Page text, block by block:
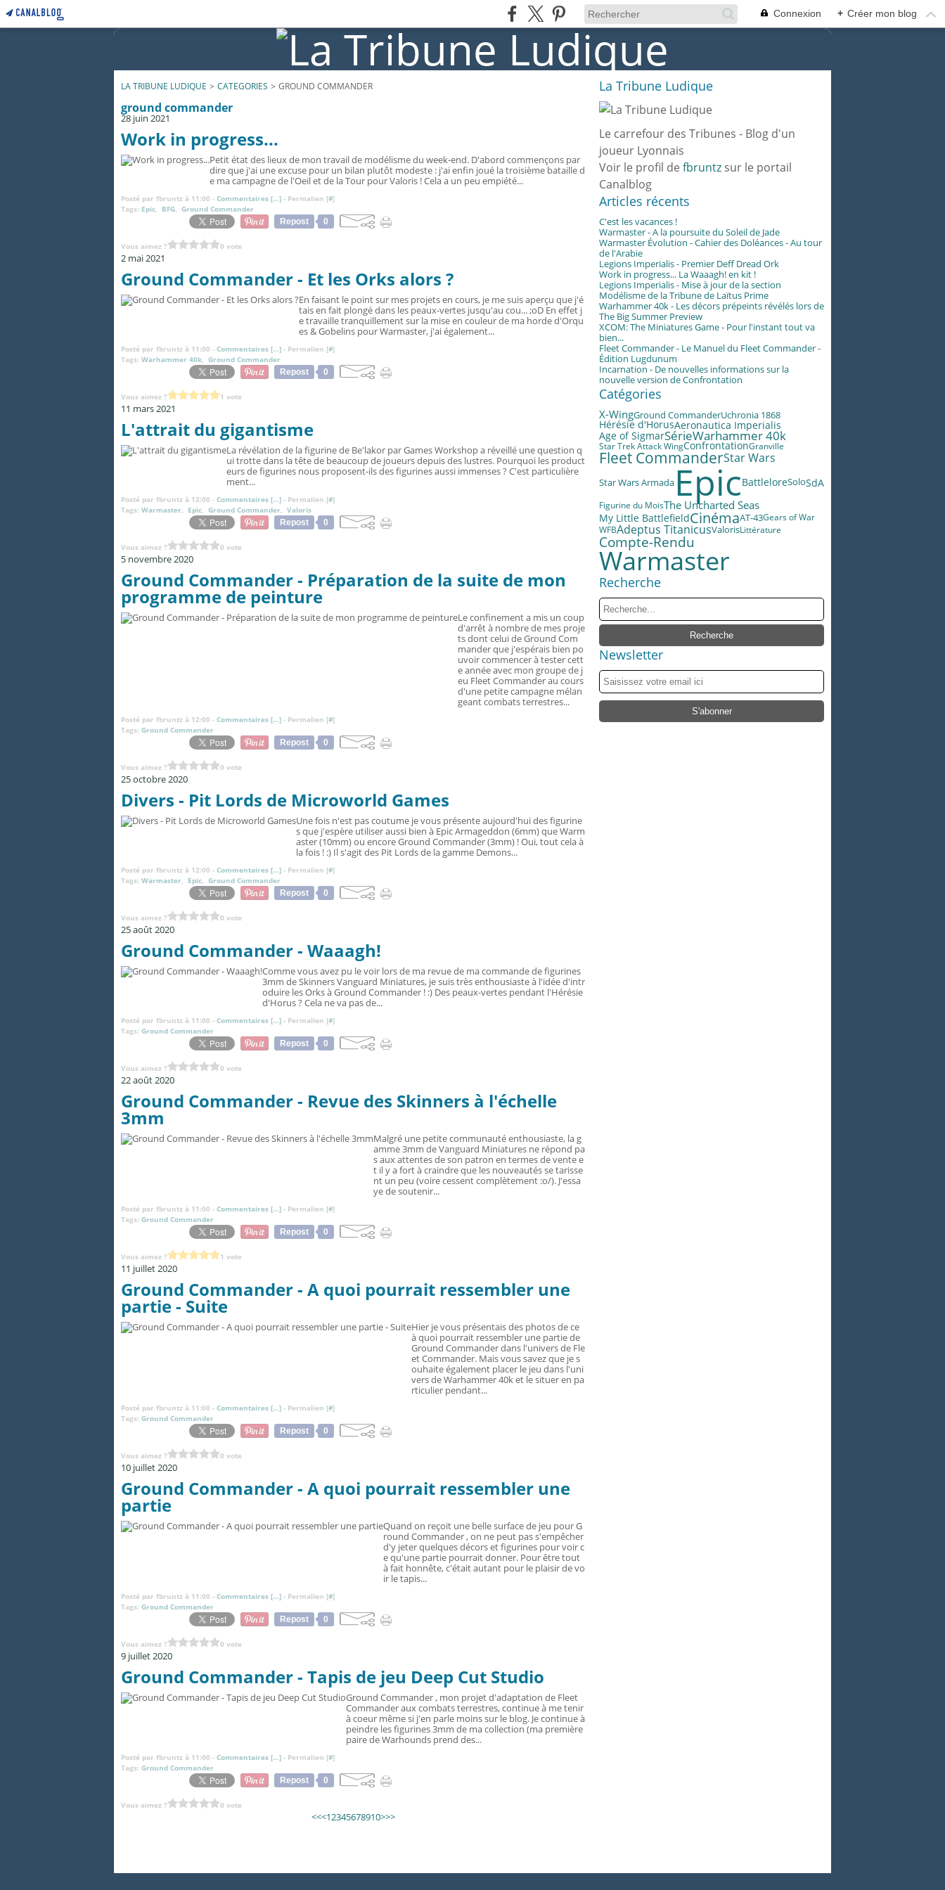
Connexion + Créer mon blog
LA TRIBUNE LUDIQUE > CATEGORIES > GROUND COMMANDER
ground commander
28 juin 2021
Work in progress...
Petit état des lieux de mon travail de modélisme du week-end. D'abord commençons par
dire que j'ai une excuse pour un bilan plutôt modeste : j'ai enfin joué la troisième bataille d
e ma campagne de l'Oeil et de la Tour pour Valoris ! Cela a un peu empiété...
Posté par fbruntz à 11:00 - Commentaires […] - Permalien [#]
Tags: Epic, BFG, Ground Commander
Repost
0
Vous aimez ? 0 vote
2 mai 2021
Ground Commander - Et les Orks alors ?
En faisant le point sur mes projets en cours, je me suis aperçu que j'é
tais en fait plongé dans les peaux-vertes jusqu'au cou... ;oD En effet j
e travaille tranquillement sur la mise en couleur de ma horde d'Orqu
es & Gobelins pour Warmaster, j'ai également...
Posté par fbruntz à 11:00 - Commentaires […] - Permalien [#]
Tags: Warhammer 40k, Ground Commander
Repost
0
Vous aimez ? 1 vote
11 mars 2021
L'attrait du gigantisme
La révélation de la figurine de Be'lakor par Games Workshop a réveillé une question q
ui trotte dans la tête de beaucoup de joueurs depuis des lustres. Pourquoi les product
eurs de figurines nous proposent-ils des figurines aussi immenses ? C'est particulière
ment...
Posté par fbruntz à 12:00 - Commentaires […] - Permalien [#]
Tags: Warmaster, Epic, Ground Commander, Valoris
Repost
0
Vous aimez ? 0 vote
5 novembre 2020
Ground Commander - Préparation de la suite de mon
programme de peinture
Le confinement a mis un coup
d'arrêt à nombre de mes proje
ts dont celui de Ground Com
mander que j'espérais bien po
uvoir commencer à tester cett
e année avec mon groupe de j
eu Fleet Commander au cours
d'une petite campagne mélan
geant combats terrestres...
Posté par fbruntz à 12:00 - Commentaires […] - Permalien [#]
Tags: Ground Commander
Repost
0
Vous aimez ? 0 vote
25 octobre 2020
Divers - Pit Lords de Microworld Games
Une fois n'est pas coutume je vous présente aujourd'hui des figurine
s que j'espère utiliser aussi bien à Epic Armageddon (6mm) que Warm
aster (10mm) ou encore Ground Commander (3mm) ! Oui, tout cela à
la fois ! :) Il s'agit des Pit Lords de la gamme Demons...
Posté par fbruntz à 12:00 - Commentaires […] - Permalien [#]
Tags: Warmaster, Epic, Ground Commander
Repost
0
Vous aimez ? 0 vote
25 août 2020
Ground Commander - Waaagh!
Comme vous avez pu le voir lors de ma revue de ma commande de figurines
3mm de Skinners Vanguard Miniatures, je suis très enthousiaste à l'idée d'intr
oduire les Orks à Ground Commander ! :) Des peaux-vertes pendant l'Hérésie
d'Horus ? Cela ne va pas de...
Posté par fbruntz à 11:00 - Commentaires […] - Permalien [#]
Tags: Ground Commander
Repost
0
Vous aimez ? 0 vote
22 août 2020
Ground Commander - Revue des Skinners à l'échelle
3mm
Malgré une petite communauté enthousiaste, la g
amme 3mm de Vanguard Miniatures ne répond pa
s aux attentes de son patron en termes de vente e
t il y a fort à craindre que les nouveautés se tarisse
nt un peu (voire cessent complètement :o/). J'essa
ye de soutenir...
Posté par fbruntz à 11:00 - Commentaires […] - Permalien [#]
Tags: Ground Commander
Repost
0
Vous aimez ? 1 vote
11 juillet 2020
Ground Commander - A quoi pourrait ressembler une
partie - Suite
Hier je vous présentais des photos de ce
à quoi pourrait ressembler une partie de
Ground Commander dans l'univers de Fle
et Commander. Mais vous savez que je s
ouhaite également placer le jeu dans l'uni
vers de Warhammer 40k et le situer en pa
rticulier pendant...
Posté par fbruntz à 11:00 - Commentaires […] - Permalien [#]
Tags: Ground Commander
Repost
0
Vous aimez ? 0 vote
10 juillet 2020
Ground Commander - A quoi pourrait ressembler une
partie
Quand on reçoit une belle surface de jeu pour G
round Commander , on ne peut pas s'empêcher
d'y jeter quelques décors et figurines pour voir c
e qu'une partie pourrait donner. Pour être tout
à fait honnête, c'était autant pour le plaisir de vo
ir le tapis...
Posté par fbruntz à 11:00 - Commentaires […] - Permalien [#]
Tags: Ground Commander
Repost
0
Vous aimez ? 0 vote
9 juillet 2020
Ground Commander - Tapis de jeu Deep Cut Studio
Ground Commander , mon projet d'adaptation de Fleet
Commander aux combats terrestres, continue à me tenir
à coeur même si j'en parle moins sur le blog. Je continue à
peindre les figurines 3mm de ma collection (ma première
paire de Warhounds prend des...
Posté par fbruntz à 11:00 - Commentaires […] - Permalien [#]
Tags: Ground Commander
Repost
0
Vous aimez ? 0 vote
<<<12345678910>>>
La Tribune Ludique
Le carrefour des Tribunes - Blog d'un
joueur Lyonnais
Voir le profil de fbruntz sur le portail
Canalblog
Articles récents
C'est les vacances !
Warmaster - A la poursuite du Soleil de Jade
Warmaster Évolution - Cahier des Doléances - Au tour
de l'Arabie
Legions Imperialis - Premier Deff Dread Ork
Work in progress... La Waaagh! en kit !
Legions Imperialis - Mise à jour de la section
Modélisme de la Tribune de Laïtus Prime
Warhammer 40k - Les décors prépeints révélés lors de
The Big Summer Preview
XCOM: The Miniatures Game - Pour l'instant tout va
bien...
Fleet Commander - Le Manuel du Fleet Commander -
Édition Lugdunum
Incarnation - De nouvelles informations sur la
nouvelle version de Confrontation
Catégories
X-WingGround CommanderUchronia 1868
Hérésie d'HorusAeronautica Imperialis
Age of SigmarSérieWarhammer 40k
Star Trek Attack WingConfrontationGranville
Fleet CommanderStar Wars
Star Wars Armada EpicBattleloreSoloSdA
Figurine du MoisThe Uncharted Seas
My Little BattlefieldCinémaAT-43Gears of War
WFBAdeptus TitanicusValorisLittérature
Compte-Rendu
Warmaster
Recherche
Newsletter